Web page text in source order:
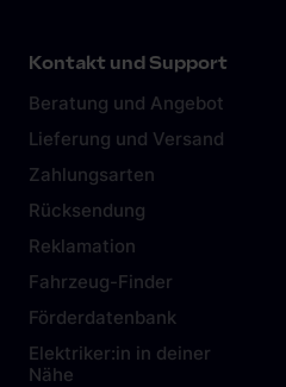
Kontakt und Support
Beratung und Angebot
Lieferung und Versand
Zahlungsarten
Rücksendung
Reklamation
Fahrzeug-Finder
Förderdatenbank
Elektriker:in in deiner
Nähe